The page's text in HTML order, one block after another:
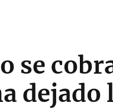
se
dejado